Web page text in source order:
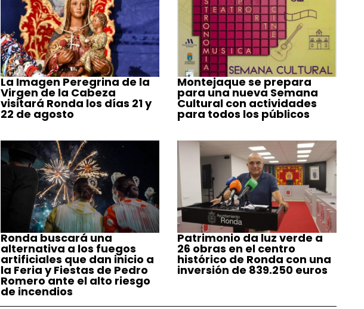
La Imagen Peregrina de la
Virgen de la Cabeza
visitará Ronda los días 21 y
22 de agosto
Montejaque se prepara
para una nueva Semana
Cultural con actividades
para todos los públicos
Ronda buscará una
alternativa a los fuegos
artificiales que dan inicio a
la Feria y Fiestas de Pedro
Romero ante el alto riesgo
de incendios
Patrimonio da luz verde a
26 obras en el centro
histórico de Ronda con una
inversión de 839.250 euros